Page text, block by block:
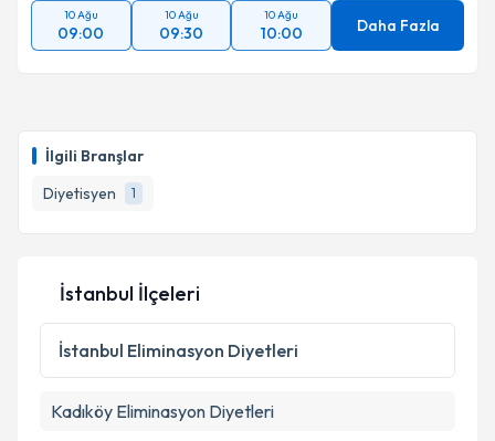
İlgili Branşlar
Diyetisyen
1
10 Ağu
09:00
10 Ağu
09:30
10 Ağu
10:00 Daha Fazla
İstanbul İlçeleri
İstanbul Eliminasyon Diyetleri
Kadıköy Eliminasyon Diyetleri